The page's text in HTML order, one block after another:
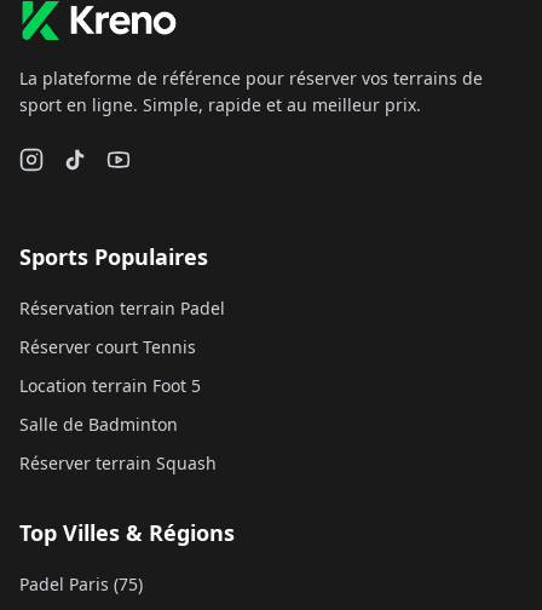
La plateforme de référence pour réserver vos terrains de
sport en ligne. Simple, rapide et au meilleur prix.
Sports Populaires
Réservation terrain Padel
Réserver court Tennis
Location terrain Foot 5
Salle de Badminton
Réserver terrain Squash
Top Villes & Régions
Padel Paris (75)